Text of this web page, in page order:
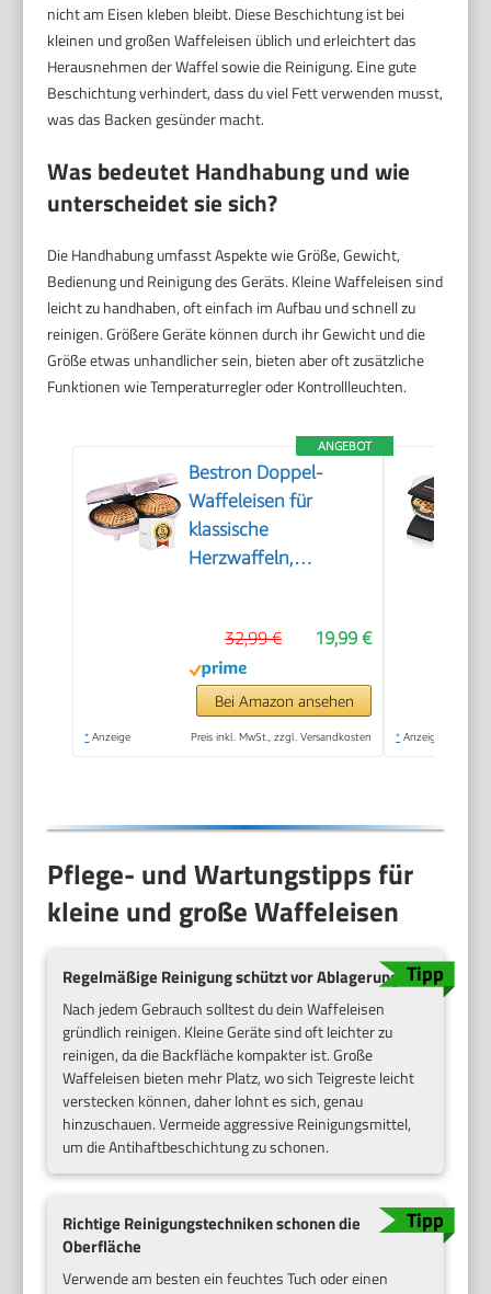
nicht am Eisen kleben bleibt. Diese Beschichtung ist bei
kleinen und großen Waffeleisen üblich und erleichtert das
Herausnehmen der Waffel sowie die Reinigung. Eine gute
Beschichtung verhindert, dass du viel Fett verwenden musst,
was das Backen gesünder macht.
Was bedeutet Handhabung und wie
unterscheidet sie sich?
Die Handhabung umfasst Aspekte wie Größe, Gewicht,
Bedienung und Reinigung des Geräts. Kleine Waffeleisen sind
leicht zu handhaben, oft einfach im Aufbau und schnell zu
reinigen. Größere Geräte können durch ihr Gewicht und die
Größe etwas unhandlicher sein, bieten aber oft zusätzliche
Funktionen wie Temperaturregler oder Kontrollleuchten.
ANGEBOT
Bestron Doppel-
Waffeleisen für
klassische
Herzwaffeln,
Antihaftbeschichtung,
ideal für
Kindergeburtstage,
Ostern &
19,99 €
32,99 €
Bei Amazon ansehen
* Anzeige Preis inkl. MwSt., zzgl. Versandkosten * Anzeige
Pflege- und Wartungstipps für
kleine und große Waffeleisen
Regelmäßige Reinigung schützt vor Ablagerungen
Nach jedem Gebrauch solltest du dein Waffeleisen
gründlich reinigen. Kleine Geräte sind oft leichter zu
reinigen, da die Backfläche kompakter ist. Große
Waffeleisen bieten mehr Platz, wo sich Teigreste leicht
verstecken können, daher lohnt es sich, genau
hinzuschauen. Vermeide aggressive Reinigungsmittel,
um die Antihaftbeschichtung zu schonen.
Richtige Reinigungstechniken schonen die
Oberfläche
Verwende am besten ein feuchtes Tuch oder einen